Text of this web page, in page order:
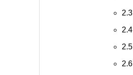
2.3
2.4
2.5
2.6